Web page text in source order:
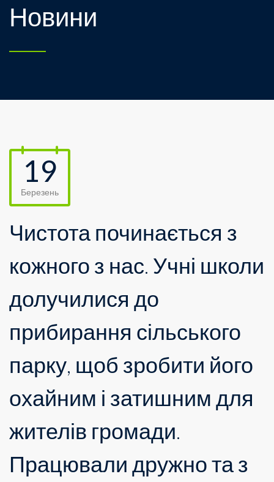
Новини
19
Березень
Чистота починається з
кожного з нас. Учні школи
долучилися до
прибирання сільського
парку, щоб зробити його
охайним і затишним для
жителів громади.
Працювали дружно та з